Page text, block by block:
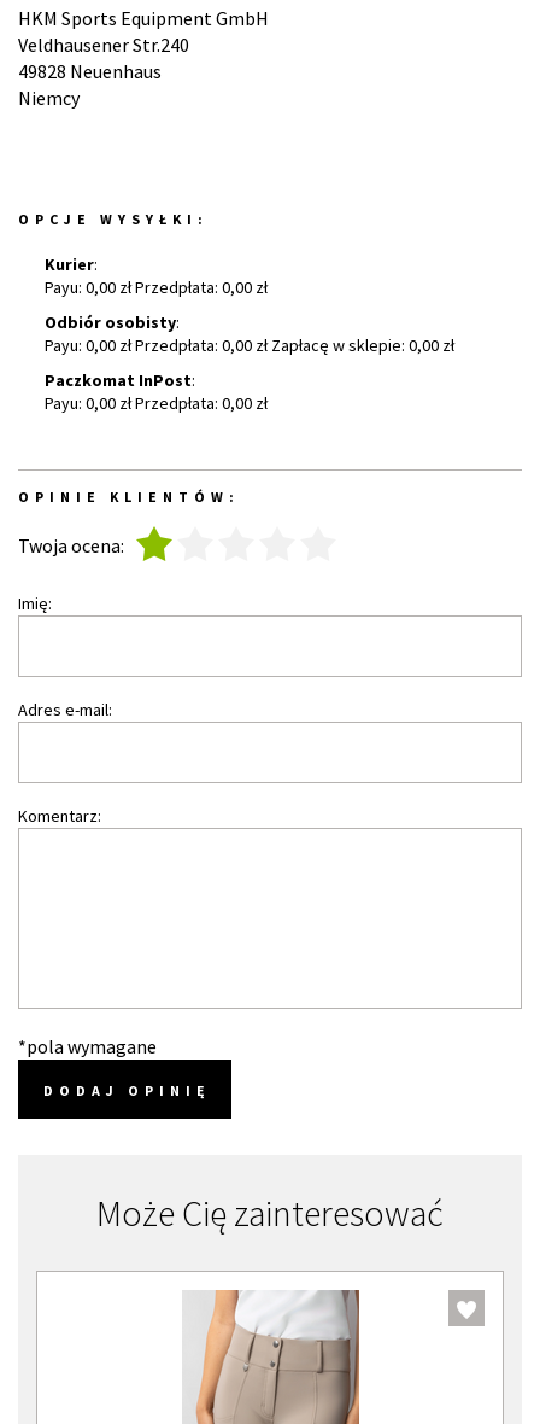
HKM Sports Equipment GmbH
Veldhausener Str.240
49828 Neuenhaus
Niemcy
OPCJE WYSYŁKI:
Kurier:
Payu: 0,00 zł Przedpłata: 0,00 zł
Odbiór osobisty:
Payu: 0,00 zł Przedpłata: 0,00 zł Zapłacę w sklepie: 0,00 zł
Paczkomat InPost:
Payu: 0,00 zł Przedpłata: 0,00 zł
OPINIE KLIENTÓW:
Twoja ocena:
Imię:
Adres e-mail:
Komentarz:
*pola wymagane
DODAJ OPINIĘ
Może Cię zainteresować